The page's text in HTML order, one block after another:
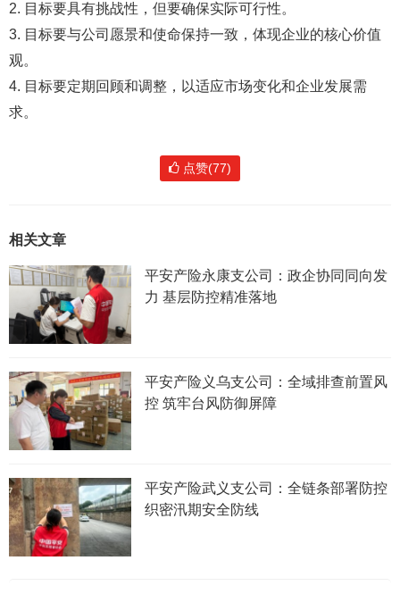
2. 目标要具有挑战性，但要确保实际可行性。
3. 目标要与公司愿景和使命保持一致，体现企业的核心价值
观。
4. 目标要定期回顾和调整，以适应市场变化和企业发展需
求。
点赞(77)
相关文章
平安产险永康支公司：政企协同同向发
力 基层防控精准落地
平安产险义乌支公司：全域排查前置风
控 筑牢台风防御屏障
平安产险武义支公司：全链条部署防控
织密汛期安全防线